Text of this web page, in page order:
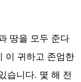
땅을 모두 준다
이 귀하고 존엄한
습니다. 몇 해 전